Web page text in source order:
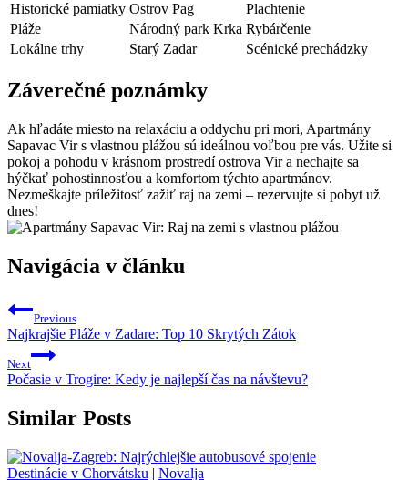
Historické pamiatky Ostrov Pag
Plachtenie
Pláže
Národný park Krka Rybárčenie
Lokálne trhy
Starý Zadar Scénické prechádzky
Záverečné poznámky
Ak hľadáte miesto na relaxáciu a oddychu pri mori, Apartmány
Sapavac Vir s vlastnou plážou sú ideálnou voľbou pre vás. Užite si
pokoj a pohodu v krásnom prostredí ostrova Vir a nechajte sa
hýčkať pohostinnosťou a komfortom týchto apartmánov.
Nezmeškajte príležitosť zažiť raj na zemi – rezervujte si pobyt už
dnes!
Navigácia v článku
Previous
Najkrajšie Pláže v Zadare: Top 10 Skrytých Zátok
Next
Počasie v Trogire: Kedy je najlepší čas na návštevu?
Similar Posts
Destinácie v Chorvátsku | Novalja